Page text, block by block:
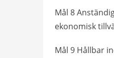
Mål 8
ekonomisk
Mål 9 Hållbar